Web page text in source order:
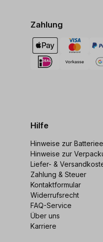
Zahlung
Hilfe
Hinweise zur
Hinweise zur
Liefer- &
Zahlung & Steuer
Kontaktformular
Widerrufsrecht
FAQ-Service
Über uns
Karriere